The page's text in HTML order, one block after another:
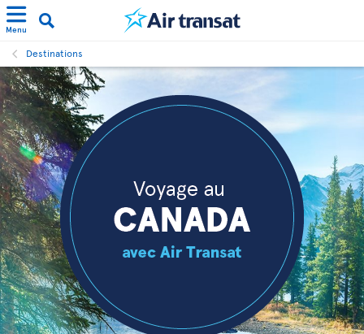
Menu
Destinations